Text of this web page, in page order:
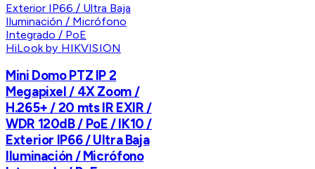
HiLook by HIKVISION
Mini Domo PTZ IP 2
Megapixel / 4X Zoom /
H.265+ / 20 mts IR EXIR /
WDR 120dB / PoE / IK10 /
Exterior IP66 / Ultra Baja
Iluminación / Micrófono